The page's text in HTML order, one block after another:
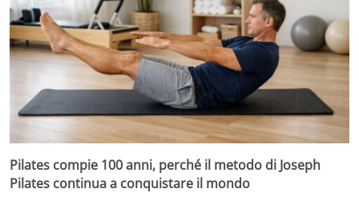
Pilates compie 100 anni, perché il metodo di Joseph
Pilates continua a conquistare il mondo